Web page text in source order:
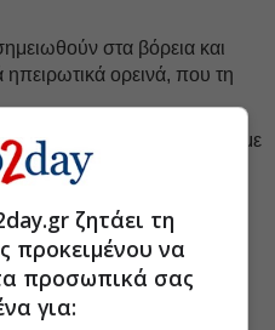
στα βόρεια και
ορεινά, που τη
διευθύνσεις στα δυτικά 6 με
ανατολικά 5 με 6, από το
τοπικά 8 μποφόρ.
άνοδο.
26-01-2026
σποραδικές καταιγίδες
ζητάει τη
προκειμένου να
προσωπικά σας
για: